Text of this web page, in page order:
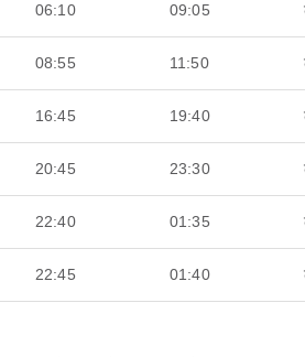
06:10 09:05
08:55 11:50
16:45 19:40
20:45 23:30
22:40 01:35
22:45 01:40